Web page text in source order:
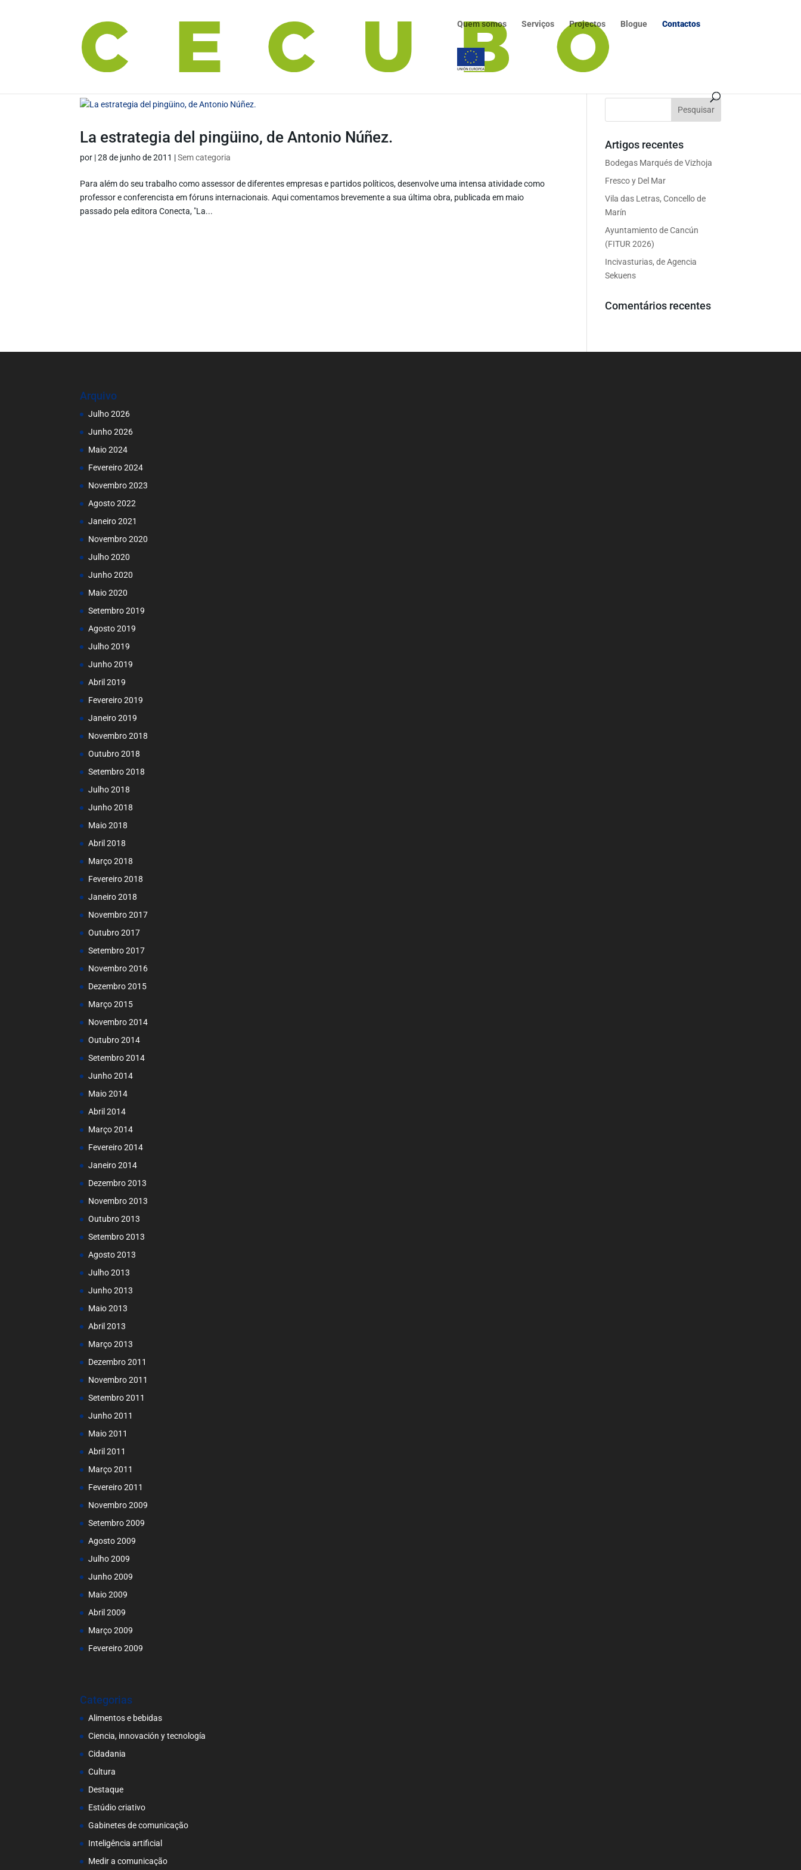
Quem somos Serviços Projectos Blogue Contactos
La estrategia del pingüino, de Antonio Núñez.
por |28 de junho de 2011 |Sem categoria
Para além do seu trabalho como assessor de diferentes empresas e partidos políticos, desenvolve uma intensa atividade como
professor e conferencista em fóruns internacionais. Aqui comentamos brevemente a sua última obra, publicada em maio
passado pela editora Conecta, "La...
Artigos recentes
Bodegas Marqués de Vizhoja
Fresco y Del Mar
Vila das Letras, Concello de
Marín
Ayuntamiento de Cancún
(FITUR 2026)
Incivasturias, de Agencia
Sekuens
Comentários recentes
Arquivo
Julho 2026
Junho 2026
Maio 2024
Fevereiro 2024
Novembro 2023
Agosto 2022
Janeiro 2021
Novembro 2020
Julho 2020
Junho 2020
Maio 2020
Setembro 2019
Agosto 2019
Julho 2019
Junho 2019
Abril 2019
Fevereiro 2019
Janeiro 2019
Novembro 2018
Outubro 2018
Setembro 2018
Julho 2018
Junho 2018
Maio 2018
Abril 2018
Março 2018
Fevereiro 2018
Janeiro 2018
Novembro 2017
Outubro 2017
Setembro 2017
Novembro 2016
Dezembro 2015
Março 2015
Novembro 2014
Outubro 2014
Setembro 2014
Junho 2014
Maio 2014
Abril 2014
Março 2014
Fevereiro 2014
Janeiro 2014
Dezembro 2013
Novembro 2013
Outubro 2013
Setembro 2013
Agosto 2013
Julho 2013
Junho 2013
Maio 2013
Abril 2013
Março 2013
Dezembro 2011
Novembro 2011
Setembro 2011
Junho 2011
Maio 2011
Abril 2011
Março 2011
Fevereiro 2011
Novembro 2009
Setembro 2009
Agosto 2009
Julho 2009
Junho 2009
Maio 2009
Abril 2009
Março 2009
Fevereiro 2009
Categorias
Alimentos e bebidas
Ciencia, innovación y tecnología
Cidadania
Cultura
Destaque
Estúdio criativo
Gabinetes de comunicação
Inteligência artificial
Medir a comunicação